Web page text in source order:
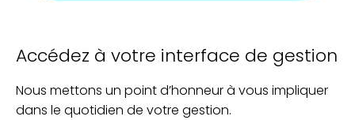
Accédez à votre interface de gestion
Nous mettons un point d’honneur à vous impliquer
dans le quotidien de votre gestion.